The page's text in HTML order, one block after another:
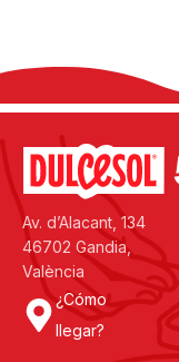
Av. d’Alacant, 134
46702 Gandia,
València
¿Cómo
llegar?